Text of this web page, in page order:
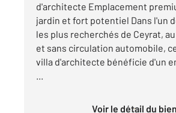
d'architecte Emplacement
jardin et fort potentiel Dans l'un
les plus recherchés de Ceyrat,
et sans circulation automobile,
villa d'architecte bénéficie d'un
...
Voir le détail du bien